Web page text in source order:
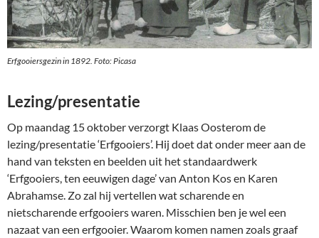
Erfgooiersgezin in 1892. Foto: Picasa
Lezing/presentatie
Op maandag 15 oktober verzorgt Klaas Oosterom de
lezing/presentatie ‘Erfgooiers’. Hij doet dat onder meer aan de
hand van teksten en beelden uit het standaardwerk
‘Erfgooiers, ten eeuwigen dage’ van Anton Kos en Karen
Abrahamse. Zo zal hij vertellen wat scharende en
nietscharende erfgooiers waren. Misschien ben je wel een
nazaat van een erfgooier. Waarom komen namen zoals graaf